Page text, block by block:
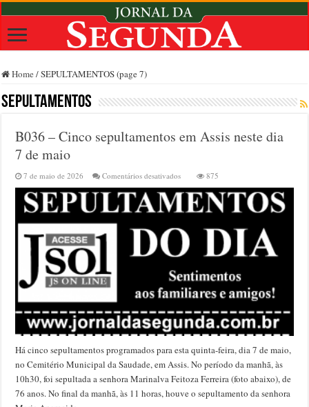
Home /SEPULTAMENTOS (page 7)
SEPULTAMENTOS
B036 – Cinco sepultamentos em Assis neste dia
7 de maio
7 de maio de 2026 Comentários desativadosem
B036
–
Cinco
sepultamentos
em
Assis
neste
dia
de
maio
875
Há cinco sepultamentos programados para esta quinta-feira, dia 7 de maio,
no Cemitério Municipal da Saudade, em Assis. No período da manhã, às
10h30, foi sepultada a senhora Marinalva Feitoza Ferreira (foto abaixo), de
76 anos. No final da manhã, às 11 horas, houve o sepultamento da senhora